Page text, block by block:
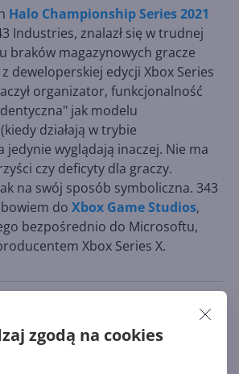
zgodą na cookies
Halo Championship Series 2021
Industries, znalazł się w trudnej
braków magazynowych gracze
deweloperskiej edycji Xbox Series
organizator, funkcjonalność
jak modelu
działają w trybie
jedynie wyglądają inaczej. Nie ma
czy deficyty dla graczy.
na swój sposób symboliczna. 343
do Xbox Game Studios,
bezpośrednio do Microsoftu,
Xbox Series X.
even-xbox-cant-get-ahold-